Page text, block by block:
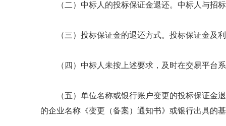
（二）中标人的投标保证金退还。中标人与
（三）投标保证金的退还方式。投标保证金及
（四）中标人未按上述要求，及时在交易平
（五）单位名称或银行账户变更的投标保证
的企业名称《变更（备案）通知书》或银行出具的